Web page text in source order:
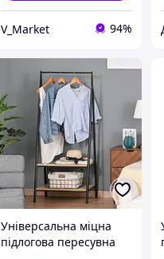
V_Market 94%
Універсальна міцна
підлогова пересувна